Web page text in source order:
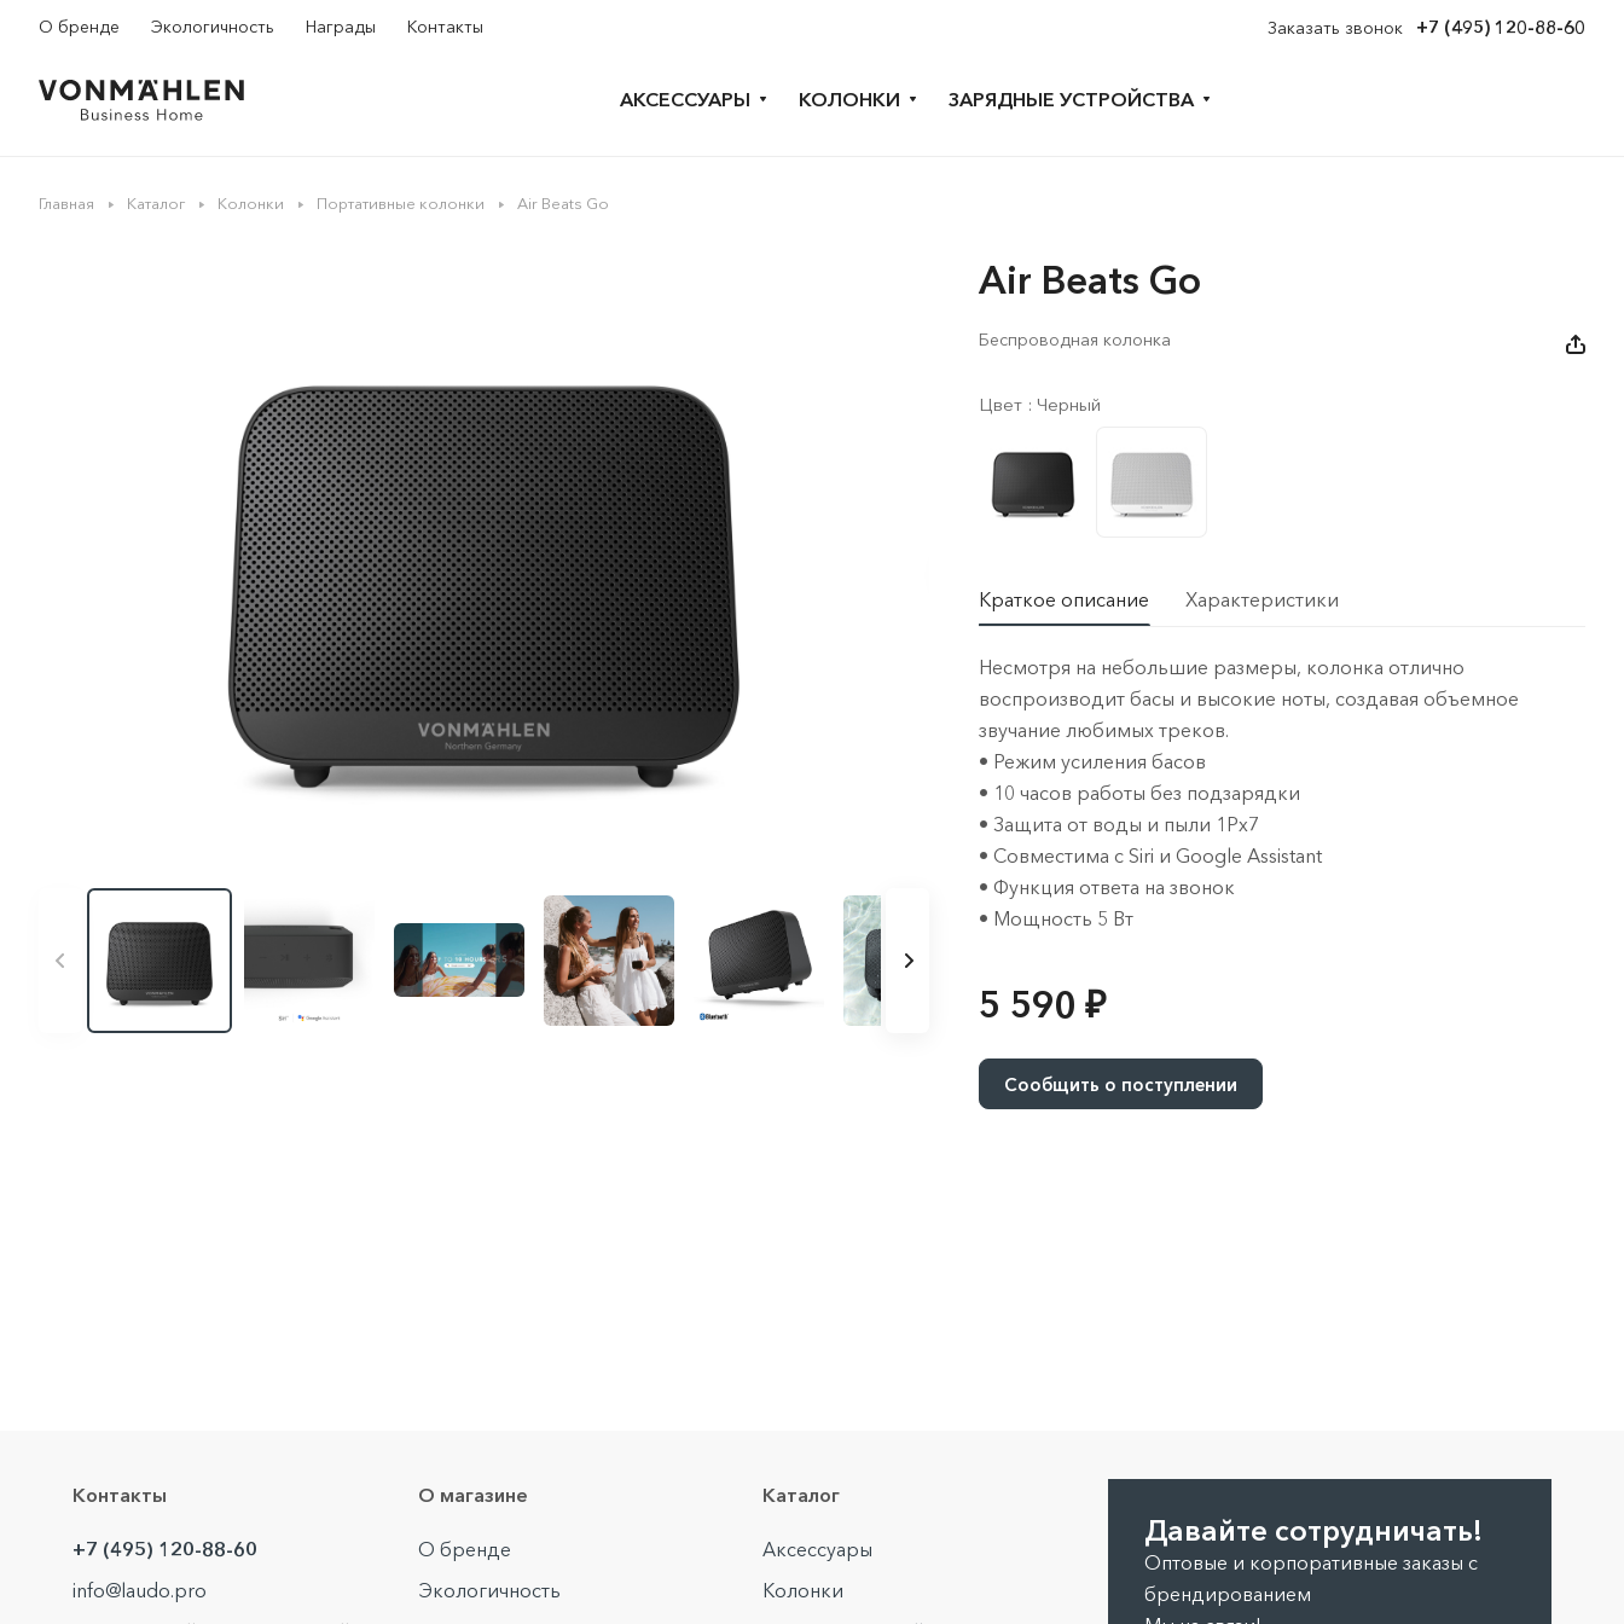
О бренде Экологичность Награды Контакты +7 (495) 120-88-60
Заказать звонок
АКСЕССУАРЫ КОЛОНКИ ЗАРЯДНЫЕ УСТРОЙСТВА
Главная Каталог Колонки Портативные колонки Air Beats Go
Air Beats Go
Беспроводная колонка
Цвет : Черный
Краткое описание Характеристики
Несмотря на небольшие размеры, колонка отлично
воспроизводит басы и высокие ноты, создавая объемное
звучание любимых треков.
• Режим усиления басов
• 10 часов работы без подзарядки
• Защита от воды и пыли 1Рх7
• Совместима с Siri и Google Assistant
• Функция ответа на звонок
• Мощность 5 Вт
5 590 ₽
Сообщить о поступлении
Контакты
+7 (495) 120-88-60
info@laudo.pro
О магазине
О бренде
Экологичность
Каталог
Аксессуары
Колонки
Давайте сотрудничать!
Оптовые и корпоративные заказы с
брендированием